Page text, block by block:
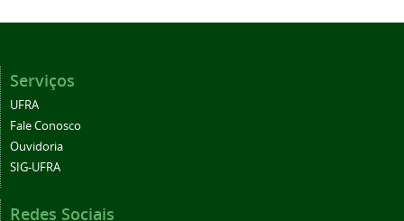
Serviços
UFRA
Fale Conosco
Ouvidoria
SIG-UFRA
Redes Sociais